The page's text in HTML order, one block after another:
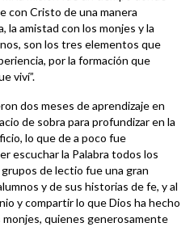
con Cristo de una manera
la amistad con los monjes y la
son los tres elementos que
por la formación que
viví”.
dos meses de aprendizaje en
de sobra para profundizar en la
lo que de a poco fue
escuchar la Palabra todos los
de lectio fue una gran
y de sus historias de fe, y al
y compartir lo que Dios ha hecho
quienes generosamente